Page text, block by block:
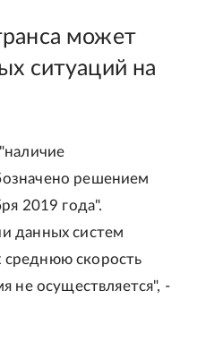
может
ситуаций на
решением
2019 года".
данных систем
скорость
не осуществляется", -